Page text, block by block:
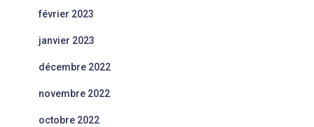
février 2023
janvier 2023
décembre 2022
novembre 2022
octobre 2022